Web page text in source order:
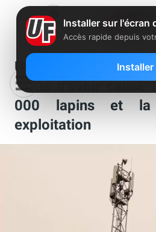
Un éleveur
relais d’avoir
000 lapins et
exploitation
Installer sur l'écran
Accès rapide depuis
Installer